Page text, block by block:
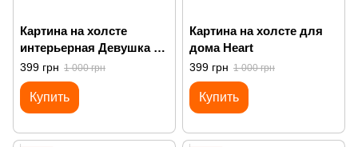
Картина на холсте
интерьерная Девушка с
красными цветами на
голове голубая
399 грн 1 000 грн
Купить
Картина на холсте для
дома Heart
399 грн 1 000 грн
Купить